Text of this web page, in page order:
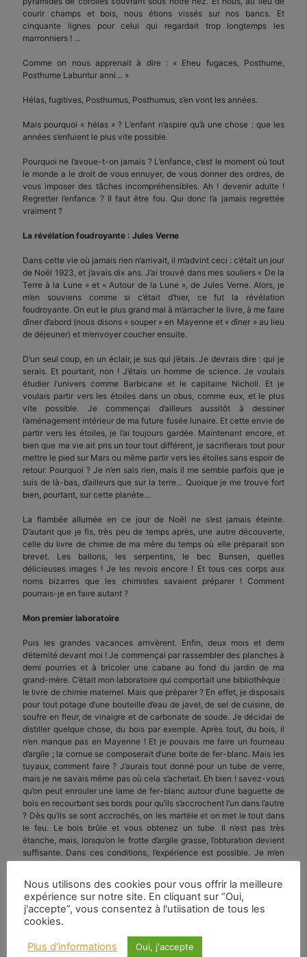
courir champs et bois, nous étions vissés sur nos bancs. Et
cinquante lignes pour celui qui regardait trop longtemps les
marronniers ! …
Comme on nous apprenait à dire : « Eheu fugaces, Posthume,
Posthume Labuntur anni… »
Hélas, fugitives, Posthumus, Posthumus, s’en vont les années.
Mais pourquoi « hélas » ? L’enfant n’aspire qu’à une chose : que les
années s’enfuient le plus vite possible.
Pourquoi ne l’avoue-t-on jamais ? L’enfance, c’est le moment où tout
le monde a le droit de vous ennuyer, de vous donner des ordres, de
vous imposer des tâches incompréhensibles. Ah ! devenir adulte !
Regretter l’enfance ? Il faut être fou. Qui donc l’a jamais regrettée
vraiment ?
La révélation foudroyante : Jules Verne
Dans cette vie où jamais rien n’arrivait, il m’advint ceci : c’était un jour
de Noël 1923, et j’avais dix ans. J’ai trouvé dans mes souliers « De la
Terre à la Lune » et « Autour de la Lune », de Jules Verne. Alors, je
m’en souviens comme si c’était d’hier, ce fut la révélation
foudroyante. On eut le plus grand mal à m’arracher le livre, à me faire
dîner d’abord (nous disons « souper » en Mayenne et « dîner » au lieu
de déjeuner) et m’envoyer coucher ensuite.
D’un seul coup, en un éclair, je sus qui j’étais. Je devrais dire : qui je
serais. Et pourtant, non ! J’étais un homme de science. Je voulais
étudier l’univers comme Barbicane et le capitaine Nicholl. Et je
voulais partir vers les étoiles dans un obus, comme eux, et le plus
vite possible. Je commençai d’ailleurs aussitôt à dessiner
l’aménagement intérieur de ma future fusée lunaire. Et cette envie de
partir vers les étoiles, je l’ai toujours gardée. Maintenant encore, et
bien que ma vie ait pris un tour tout différent, je sacrifierais tout pour
mettre le pied sur Mars ou même partir vers les étoiles sans espoir de
retour. Pourquoi ? Je n’en sais rien, mais il me semble parfois que je
suis de là-bas, d’ailleurs que sur la terre… Quoique je me trouve fort
bien, pourtant, sur cette planète…
La flambée allumée en ce jour de Noël ne s’est jamais éteinte.
D’autant que je fis, très peu de temps après, une autre découverte,
celle du livre de chimie de ma mère du temps où elle préparait son
brevet. Les ballons, les serpentins, le bec Bunsen, quelles
délicieuses images ! Je les revois encore ! Et tous ces corps aux
noms bizarres que les chimistes savaient préparer ! Comment
pourrais-je en faire autant ?
Mon premier laboratoire
Puis les grandes vacances arrivèrent. Enfin, deux mois et demi
d’éternité devant moi ! Je commençai par rassembler des planches à
demi pourries et à bricoler une cabane au fond du jardin de ma
grand-mère. C’était mon laboratoire qui comportait une bibliothèque :
le livre de chimie maternel. Mais que préparer ? En effet, je disposais
pour tout potage d’une bouteille d’eau de javel, de sel de cuisine, de
soufre en fleur, de vinaigre et de carbonate de soude. Je décidai de
distiller quelque chose, du bois par exemple. Après tout, du bois, il
n’en manque pas en Mayenne ! Et je pouvais me faire un fourneau
d’argile ; la cornue se composerait d’une boite de fer-blanc. Mais les
tuyaux, comment faire ? J’aurais tout donné pour un tube de verre,
mais je ne savais même pas où cela s’achetait. Eh bien ! savez-vous
qu’on peut enrouler une lame de fer-blanc autour d’une baguette de
bois en recourbant ses bords pour qu’ils s’accrochent l’un dans l’autre
? Dès qu’ils se sont accrochés, on les martèle et on met le tout dans
le feu. Le bois brûle et vous obtenez un tube. Il n’est pas très
étanche, mais, lorsqu’on le frotte d’argile grasse, l’obturation devient
suffisante. Dans ces conditions, l’expérience est possible. Je m’en
souviens encore ; il pleuvait comme d’habitude ; j’étais accroupi
bois sec, et tout l’appareil était plus ou moins étanche, grâce à
l’argile. Un tube de dégagement plongeait dans l’eau. Il ne se passa
pas grand-chose tout d’abord. Et puis, je vis sortir du tube les
gouttelettes noires et puantes, de l’acide pyroligneux, tandis que se
dégageait un gaz qui s’enflammait facilement. Je crois bien qu’aucun
alchimiste ayant réussi le grand œuvre ne fut aussi heureux que moi
Nous utilisons des cookies pour vous offrir la meilleure
expérience sur notre site. En cliquant sur “Oui,
j'accepte”, vous consentez à l'utiisation de tous les
cookies.
Plus d'informations Oui, j'accepte